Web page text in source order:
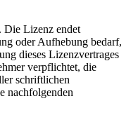
Die Lizenz endet
oder Aufhebung bedarf,
dieses Lizenzvertrages
verpflichtet, die
schriftlichen
nachfolgenden